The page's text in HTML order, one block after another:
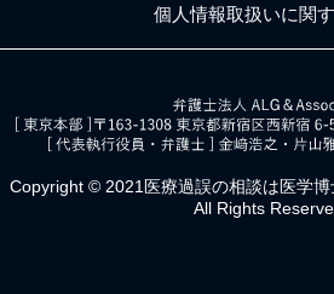
個人情報取扱いに関
Copyright © 2021医療過誤の相談は医学
All Rights